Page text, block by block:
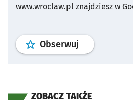
www.wroclaw.pl znajdziesz w
Obserwuj profil
ZOBACZ TAKŻE